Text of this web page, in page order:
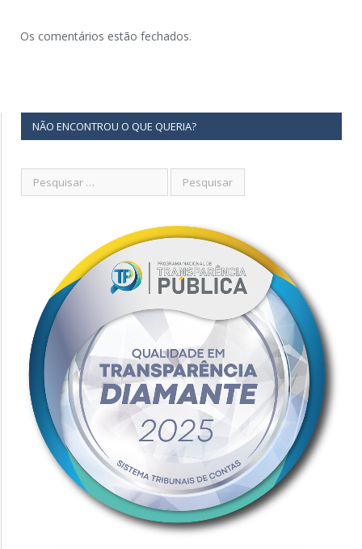
Os comentários estão fechados.
NÃO ENCONTROU O QUE QUERIA?